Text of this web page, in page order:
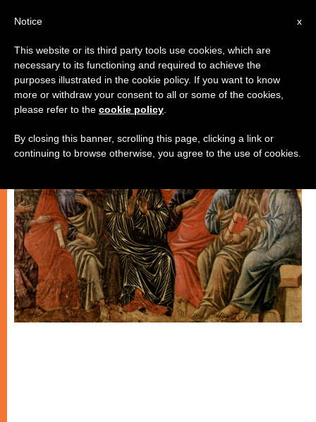
CHIESE LOCALI
x
Notice
This website or its third party tools use cookies, which are
necessary to its functioning and required to achieve the
purposes illustrated in the cookie policy. If you want to know
more or withdraw your consent to all or some of the cookies,
please refer to the cookie policy
By closing this banner, scrolling this page, clicking a link or
continuing to browse otherwise, you agree to the use of cookies.